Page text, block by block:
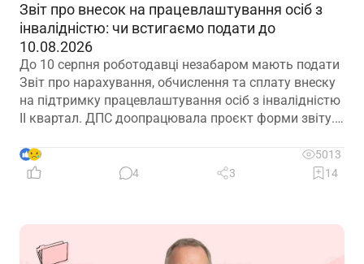
Звіт про внесок на працевлаштування осіб з
інвалідністю: чи встигаємо подати до
10.08.2026
До 10 серпня роботодавці незабаром мають подати
Звіт про нарахування, обчислення та сплату внеску
на підтримку працевлаштування осіб з інвалідністю
ІІ квартал. ДПС доопрацювала проєкт форми звіту.
далі
9
5013
4
3 14